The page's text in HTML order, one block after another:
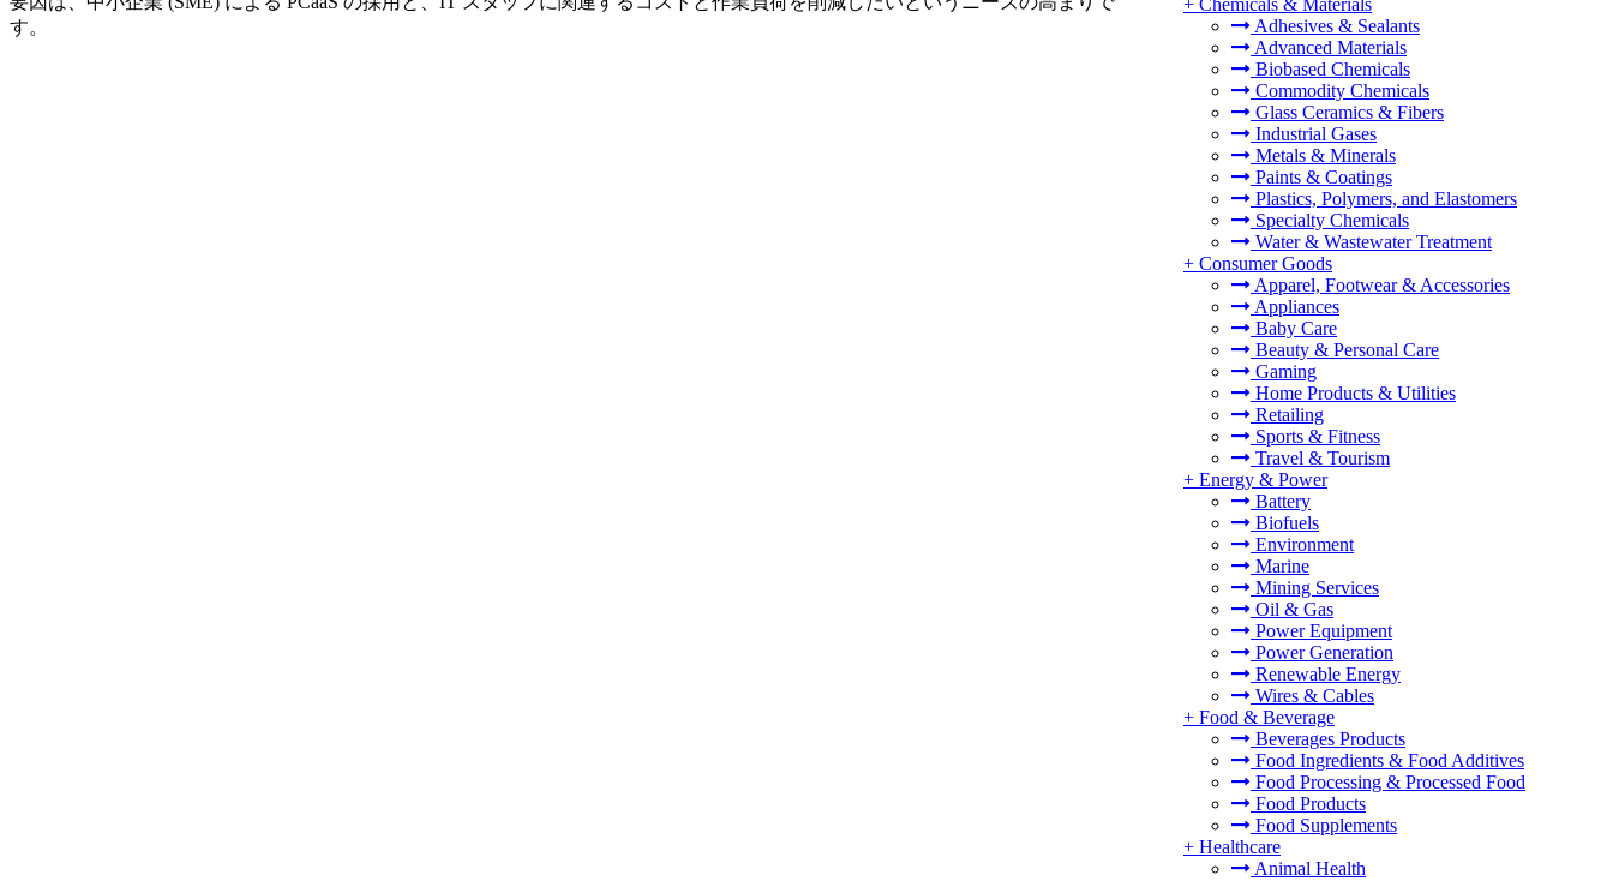
+ Chemicals & Materials
Adhesives & Sealants
Advanced Materials
Biobased Chemicals
Commodity Chemicals
Glass Ceramics & Fibers
Industrial Gases
Metals & Minerals
Paints & Coatings
Plastics, Polymers, and Elastomers
Specialty Chemicals
Water & Wastewater Treatment
+ Consumer Goods
Apparel, Footwear & Accessories
Appliances
Baby Care
Beauty & Personal Care
Gaming
Home Products & Utilities
Retailing
Sports & Fitness
Travel & Tourism
+ Energy & Power
Battery
Biofuels
Environment
Marine
Mining Services
Oil & Gas
Power Equipment
Power Generation
Renewable Energy
Wires & Cables
+ Food & Beverage
Beverages Products
Food Ingredients & Food Additives
Food Processing & Processed Food
Food Products
Food Supplements
+ Healthcare
Animal Health
す。